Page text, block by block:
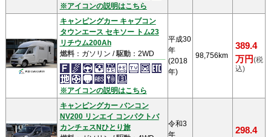
※アイコンの説明はこちら
キャンピングカー キャブコン
タウンエース セキソー トム23
リチウム200Ah
燃料：ガソリン /駆動：2WD
※アイコンの説明はこちら
平成30
年
(2018
年)
98,756km
389.4
万円(税
込)
キャンピングカー バンコン
NV200 リンエイ コンパクトバ
カンチェスNひとり旅
令和3
年
298.4